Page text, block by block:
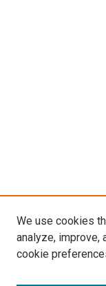
We use cookies
analyze, improve,
cookie